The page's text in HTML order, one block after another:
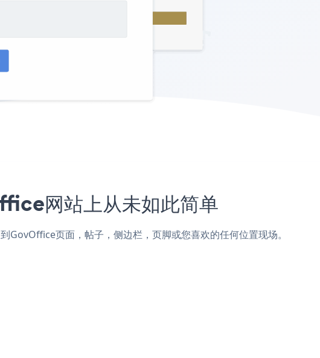
网站上从未如此简单
页面，帖子，侧边栏，页脚或您喜欢的任何位置现场。